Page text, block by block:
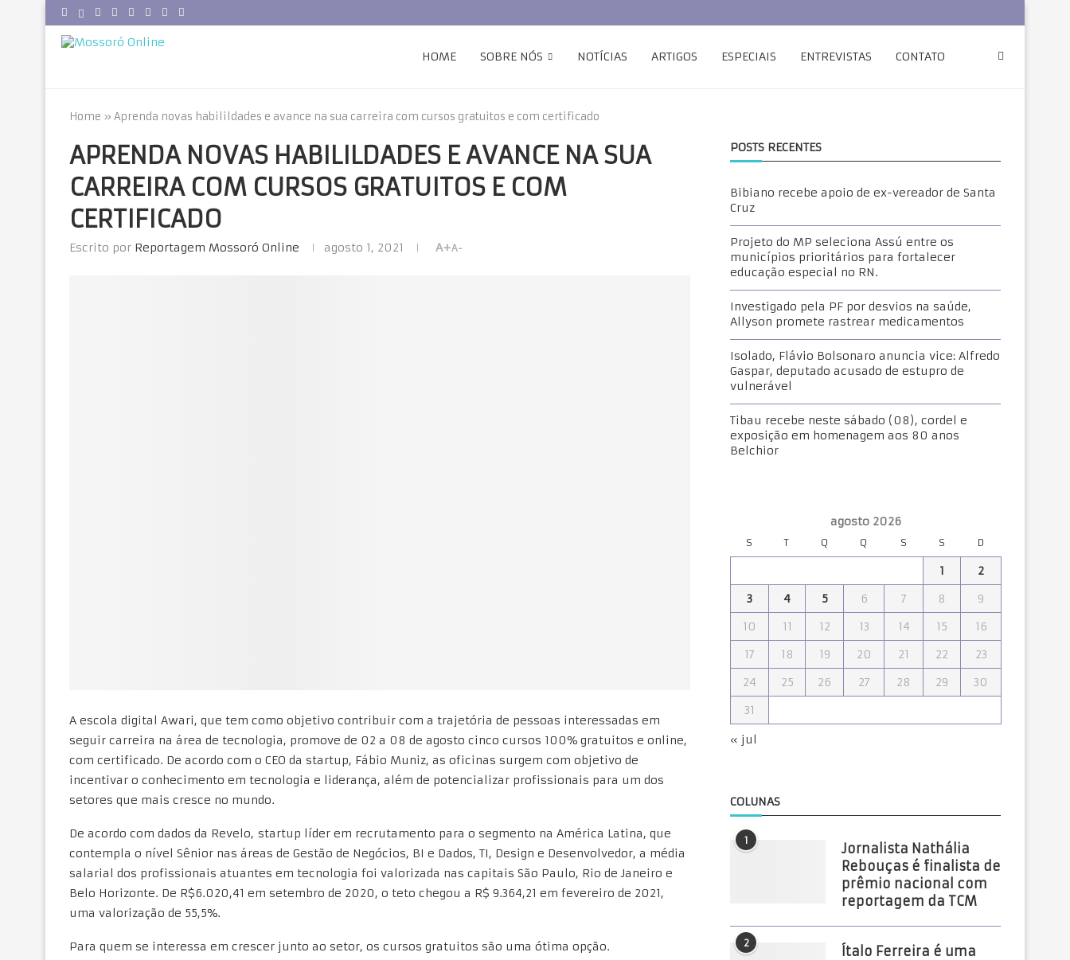
HOME SOBRE NÓS NOTÍCIAS ARTIGOS ESPECIAIS ENTREVISTAS CONTATO
Home » Aprenda novas habilildades e avance na sua carreira com cursos gratuitos e com certificado
APRENDA NOVAS HABILILDADES E AVANCE NA SUA
CARREIRA COM CURSOS GRATUITOS E COM
CERTIFICADO
Escrito por Reportagem Mossoró Online agosto 1, 2021 A+A-
A escola digital Awari, que tem como objetivo contribuir com a trajetória de pessoas interessadas em
seguir carreira na área de tecnologia, promove de 02 a 08 de agosto cinco cursos 100% gratuitos e online,
com certificado. De acordo com o CEO da startup, Fábio Muniz, as oficinas surgem com objetivo de
incentivar o conhecimento em tecnologia e liderança, além de potencializar profissionais para um dos
setores que mais cresce no mundo.
De acordo com dados da Revelo, startup líder em recrutamento para o segmento na América Latina, que
contempla o nível Sênior nas áreas de Gestão de Negócios, BI e Dados, TI, Design e Desenvolvedor, a média
salarial dos profissionais atuantes em tecnologia foi valorizada nas capitais São Paulo, Rio de Janeiro e
Belo Horizonte. De R$6.020,41 em setembro de 2020, o teto chegou a R$ 9.364,21 em fevereiro de 2021,
uma valorização de 55,5%.
Para quem se interessa em crescer junto ao setor, os cursos gratuitos são uma ótima opção.
POSTS RECENTES
Bibiano recebe apoio de ex-vereador de Santa
Cruz
Projeto do MP seleciona Assú entre os
municípios prioritários para fortalecer
educação especial no RN.
Investigado pela PF por desvios na saúde,
Allyson promete rastrear medicamentos
Isolado, Flávio Bolsonaro anuncia vice: Alfredo
Gaspar, deputado acusado de estupro de
vulnerável
Tibau recebe neste sábado (08), cordel e
exposição em homenagem aos 80 anos
Belchior
agosto 2026
S T Q Q S S D
1
2
3
4 5 6 7 8
9
10
11 12 13 14 15
16
17
18 19 20 21 22
23
24
25 26 27 28 29
30
31
« jul
COLUNAS
1
Jornalista Nathália
Rebouças é finalista de
prêmio nacional com
reportagem da TCM
2
Ítalo Ferreira é uma